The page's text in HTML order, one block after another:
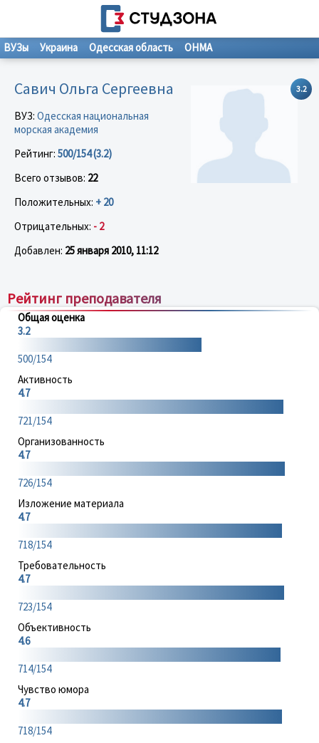
ВУЗы Украина Одесская область ОНМА
3.2
Савич Ольга Сергеевна
ВУЗ: Одесская национальная
морская академия
Рейтинг: 500/154 (3.2)
Всего отзывов: 22
Положительных: + 20
Отрицательных: - 2
Добавлен: 25 января 2010, 11:12
Рейтинг преподавателя
Общая оценка
3.2
500/154
Активность
4.7
721/154
Организованность
4.7
726/154
Изложение материала
4.7
718/154
Требовательность
4.7
723/154
Объективность
4.6
714/154
Чувство юмора
4.7
718/154